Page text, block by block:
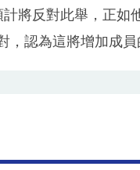
將反對此舉，正
認為這將增加成員